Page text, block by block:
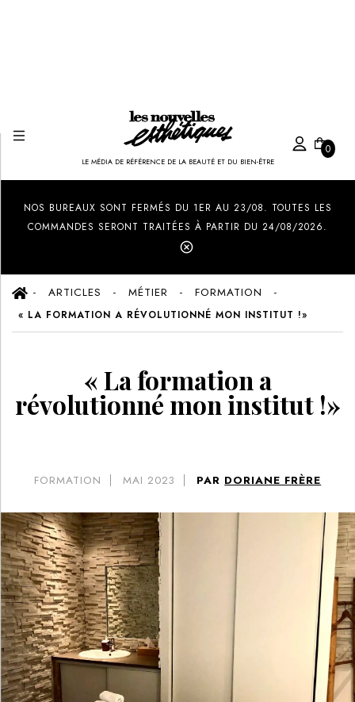
LE MÉDIA DE RÉFÉRENCE DE LA BEAUTÉ ET DU BIEN-ÊTRE
0
NOS BUREAUX SONT FERMÉS DU 1ER AU 23/08. TOUTES LES
COMMANDES SERONT TRAITÉES À PARTIR DU 24/08/2026.
ARTICLES MÉTIER FORMATION
« LA FORMATION A RÉVOLUTIONNÉ MON INSTITUT !»
« La formation a
révolutionné mon institut !»
FORMATION MAI 2023 PAR DORIANE FRÈRE